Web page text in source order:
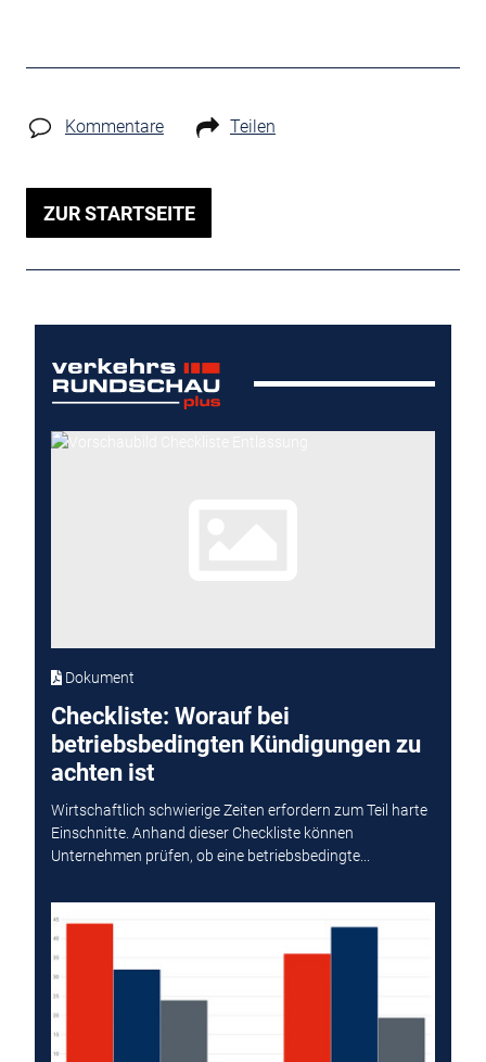
Kommentare Teilen
ZUR STARTSEITE
Dokument
Checkliste: Worauf bei
betriebsbedingten Kündigungen zu
achten ist
Wirtschaftlich schwierige Zeiten erfordern zum Teil harte
Einschnitte. Anhand dieser Checkliste können
Unternehmen prüfen, ob eine betriebsbedingte...